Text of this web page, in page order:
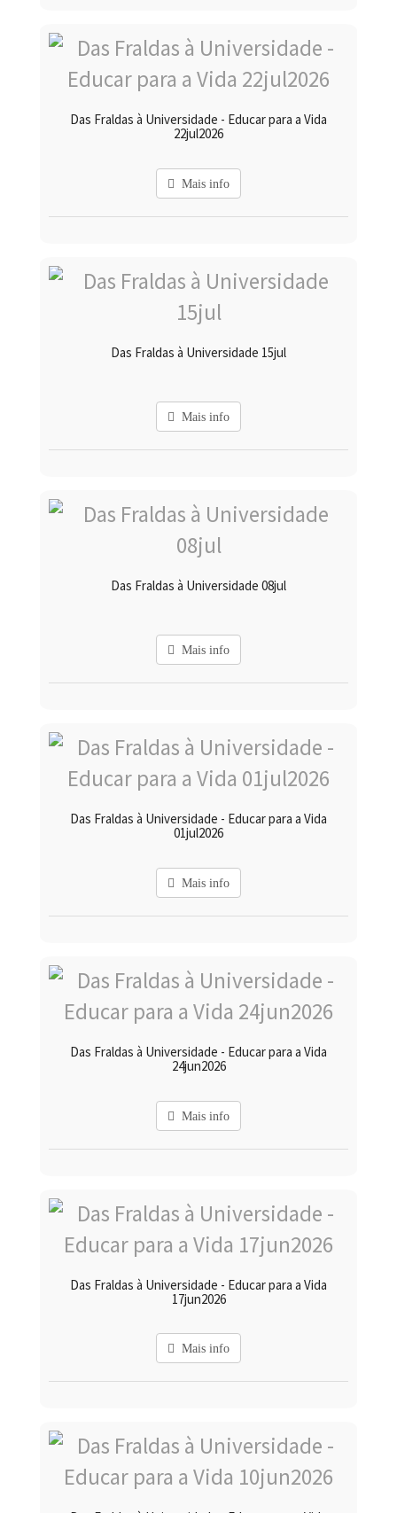
Das Fraldas à Universidade - Educar para a Vida
22jul2026
Mais info
Das Fraldas à Universidade 15jul
Mais info
Das Fraldas à Universidade 08jul
Mais info
Das Fraldas à Universidade - Educar para a Vida
01jul2026
Mais info
Das Fraldas à Universidade - Educar para a Vida
24jun2026
Mais info
Das Fraldas à Universidade - Educar para a Vida
17jun2026
Mais info